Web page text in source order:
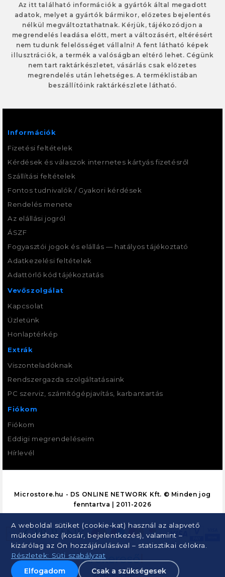
Az itt található információk a gyártók által megadott
adatok, melyet a gyártók bármikor, előzetes bejelentés
nélkül megváltoztathatnak. Kérjük, tájékozódjon a
megrendelés leadása előtt, mert a változásért, eltérésért
nem tudunk felelősséget vállalni! A fent látható képek
illusztrációk, a termék a valóságban eltérő lehet. Cégünk
nem tart raktárkészletet, vásárlás csak előzetes
megrendelés után lehetséges. A terméklistában
beszállítóink raktárkészlete látható.
Információk
Fizetési feltételek
Kérdések és válaszok internetes kártyás fizetésről
Szállítási feltételek
Fontos tudnivalók / Gyakori kérdések
Rendelés menete
Az elállási jogról
ÁSZF
Fogyasztói jogok és elállás — hatályos tájékoztató
Adatkezelési feltételek
Adattörlő kód tájékoztatás
Vevőszolgálat
Kapcsolat
Üzletünk
Honlaptérkép
Extrák
Viszonteladóknak
Rendszergazda szolgáltatásaink
PC szerviz, számítógépjavítás, karbantartás
Fiókom
Fiókom
Eddigi megrendeléseim
Hírlevél
A weboldal sütiket (cookie-kat) használ az alapvető
működéshez (kosár, bejelentkezés), valamint –
kizárólag az Ön hozzájárulásával – statisztikai célokra.
Részletek: Süti szabályzat
Elfogadom Csak a szükségesek
Microstore.hu - DS ONLINE NETWORK Kft. © Minden jog
fenntartva | 2011-2026
Árukereső.hu